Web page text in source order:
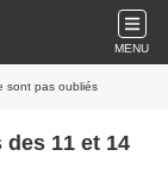
MENU
sont pas oubliés
11 et 14